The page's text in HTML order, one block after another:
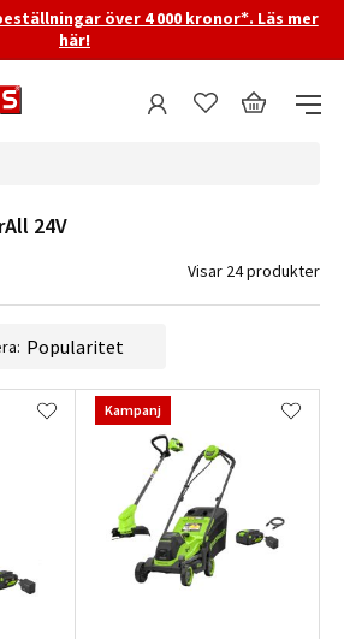
över 4 000 kronor*. Läs mer
här!
Kampanj
24V
Visar 24 produkter